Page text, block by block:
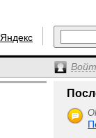
Яндекс